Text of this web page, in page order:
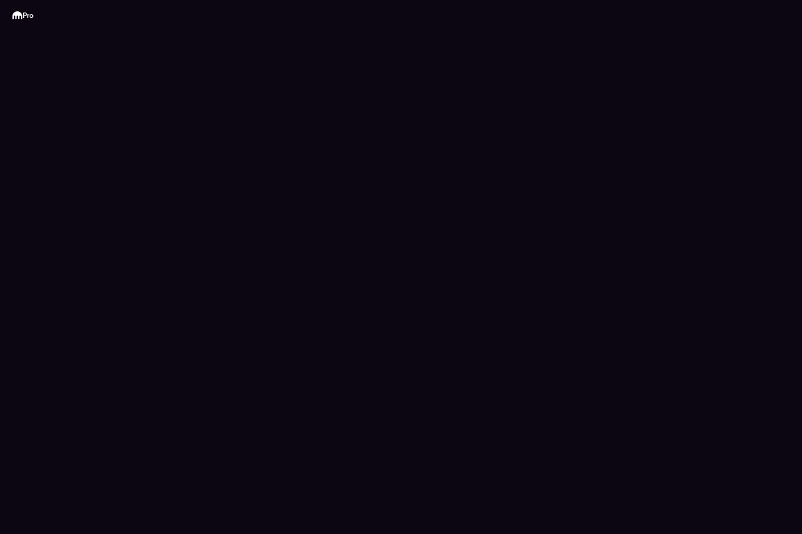
Kraken
Pro